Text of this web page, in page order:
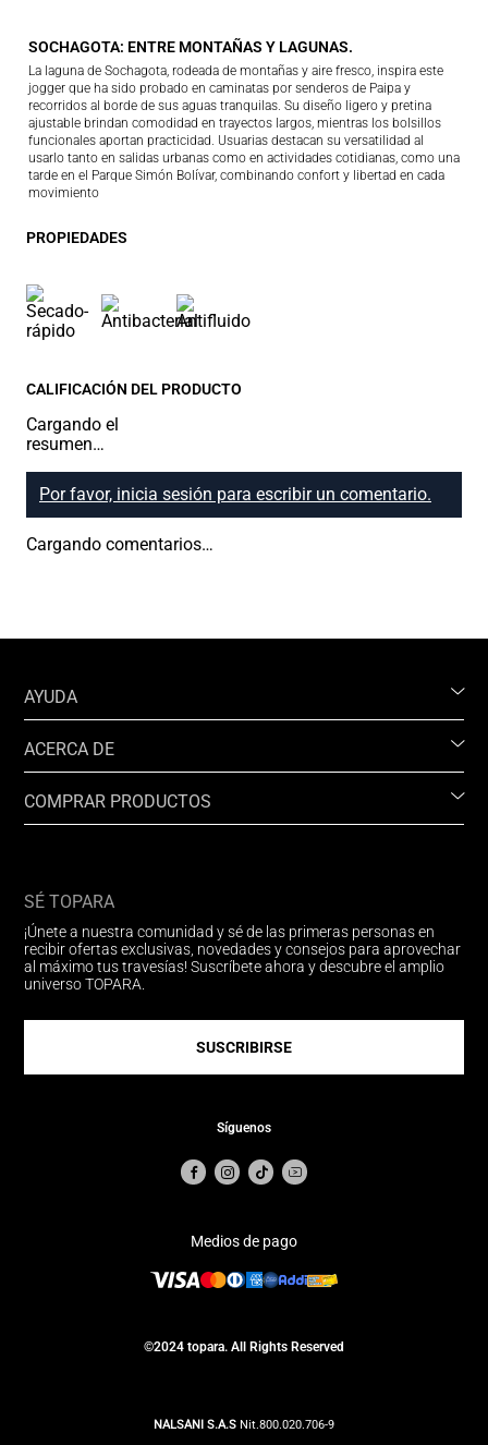
SOCHAGOTA: ENTRE MONTAÑAS Y LAGUNAS.
La laguna de Sochagota, rodeada de montañas y aire fresco, inspira este
jogger que ha sido probado en caminatas por senderos de Paipa y
recorridos al borde de sus aguas tranquilas. Su diseño ligero y pretina
ajustable brindan comodidad en trayectos largos, mientras los bolsillos
funcionales aportan practicidad. Usuarias destacan su versatilidad al
usarlo tanto en salidas urbanas como en actividades cotidianas, como una
tarde en el Parque Simón Bolívar, combinando confort y libertad en cada
movimiento
PROPIEDADES
CALIFICACIÓN DEL PRODUCTO
Cargando el
resumen…
Por favor, inicia sesión para escribir un comentario.
Cargando comentarios…
AYUDA
ACERCA DE
COMPRAR PRODUCTOS
SÉ TOPARA
¡Únete a nuestra comunidad y sé de las primeras personas en
recibir ofertas exclusivas, novedades y consejos para aprovechar
al máximo tus travesías! Suscríbete ahora y descubre el amplio
universo TOPARA.
SUSCRIBIRSE
Síguenos
Medios de pago
©2024 topara. All Rights Reserved
NALSANI S.A.S Nit.800.020.706-9